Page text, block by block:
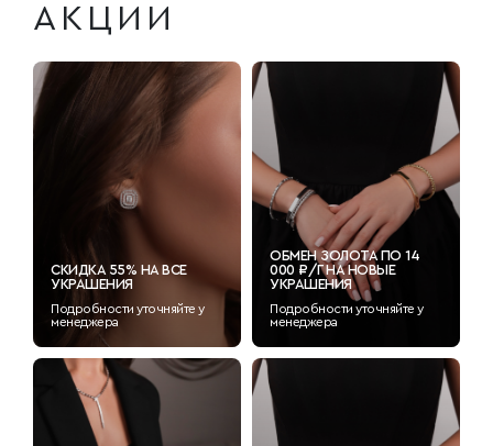
АКЦИИ
СКИДКА 55% НА ВСЕ
УКРАШЕНИЯ
Подробности уточняйте у
менеджера
ОБМЕН ЗОЛОТА ПО 14
000 ₽/Г НА НОВЫЕ
УКРАШЕНИЯ
Подробности уточняйте у
менеджера